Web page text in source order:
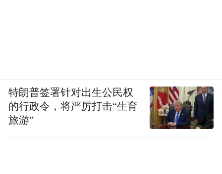
特朗普签署针对出生公民权
的行政令，将严厉打击“生育
旅游”